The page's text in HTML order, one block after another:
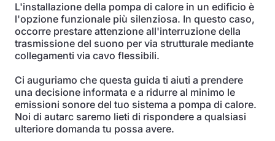
L'installazione della pompa di calore in un edificio è
l'opzione funzionale più silenziosa. In questo caso,
occorre prestare attenzione all'interruzione della
trasmissione del suono per via strutturale mediante
collegamenti via cavo flessibili.
Ci auguriamo che questa guida ti aiuti a prendere
una decisione informata e a ridurre al minimo le
emissioni sonore del tuo sistema a pompa di calore.
Noi di autarc saremo lieti di rispondere a qualsiasi
ulteriore domanda tu possa avere.